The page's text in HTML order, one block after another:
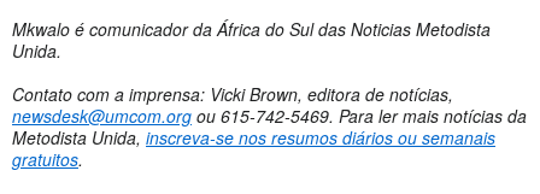
Mkwalo é comunicador da África do Sul das Noticias Metodista
Unida.
Contato com a imprensa: Vicki Brown, editora de notícias,
newsdesk@umcom.org ou 615-742-5469. Para ler mais notícias da
Metodista Unida, inscreva-se nos resumos diários ou semanais
gratuitos.